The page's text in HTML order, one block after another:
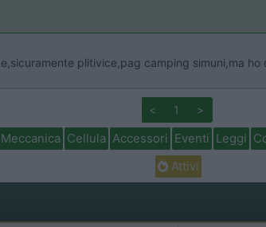
plitivice,pag camping simuni,ma
< 1 >
Meccanica Cellula Accessori Eventi Leggi
Attivi